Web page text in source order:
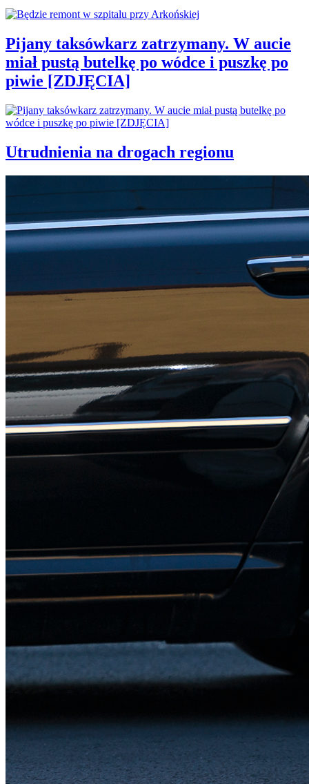
Pijany taksówkarz zatrzymany. W aucie
miał pustą butelkę po wódce i puszkę po
piwie [ZDJĘCIA]
Utrudnienia na drogach regionu